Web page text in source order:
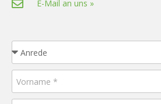
E-Mail an uns »